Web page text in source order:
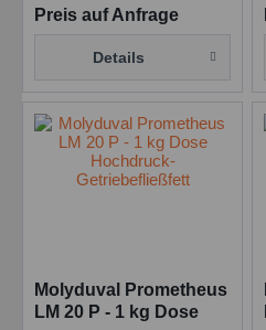
Preis auf Anfrage
Details
Molyduval Prometheus
LM 20 P - 1 kg Dose